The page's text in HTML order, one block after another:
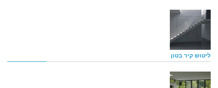
ליטוש קיר בטון